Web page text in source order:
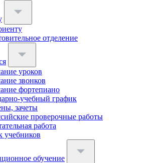
отделение
уроков
звонков
фортепиано
учебный график
зачеты
проверочные работы
работа
учебников
обучение